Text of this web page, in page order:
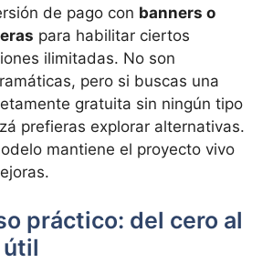
de pago con banners o
para habilitar ciertos
ilimitadas. No son
pero si buscas una
gratuita sin ningún tipo
prefieras explorar alternativas.
mantiene el proyecto vivo
práctico: del cero al